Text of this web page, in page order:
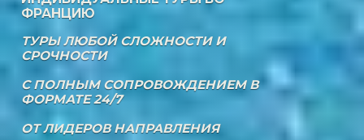
ФРАНЦИЮ
ТУРЫ ЛЮБОЙ СЛОЖНОСТИ И
СРОЧНОСТИ
С ПОЛНЫМ СОПРОВОЖДЕНИЕМ В
ФОРМАТЕ 24/7
ОТ ЛИДЕРОВ НАПРАВЛЕНИЯ